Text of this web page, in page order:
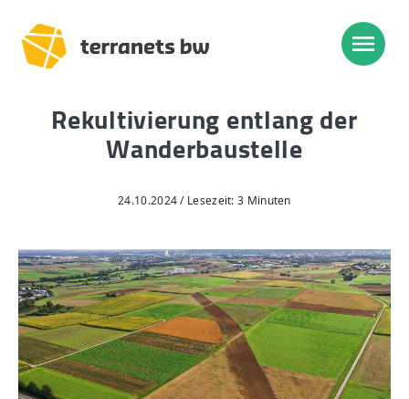
Trassenverlauf SEL:
Lampertheim – Heidelberg
Heidelberg – Heilbronn
Löchgau – Esslingen a. N.
Esslingen a. N. – Bissingen
Start
Planung, Bau, Betrieb
Rekultivierung entlang der
Wanderbaustelle
24.10.2024 / Lesezeit: 3 Minuten